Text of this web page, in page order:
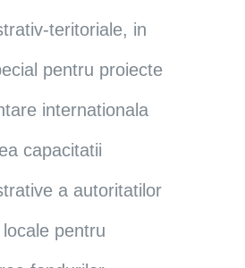
teritoriale, in
pentru proiecte
internationala
capacitatii
a autoritatilor
pentru